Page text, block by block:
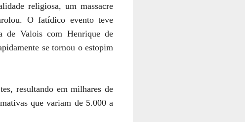
religiosa, um massacre
O fatídico evento teve
de Valois com Henrique de
se tornou o estopim
resultando em milhares de
que variam de 5.000 a